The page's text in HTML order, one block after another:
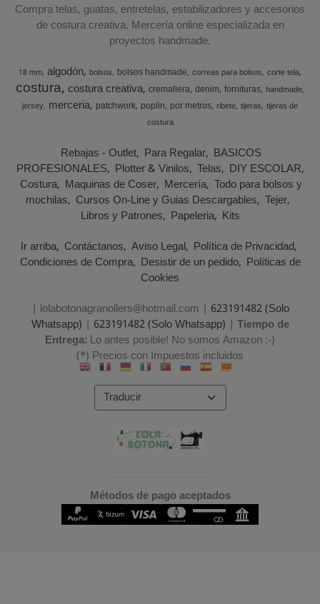
Compra telas, guatas, entretelas, estabilizadores y accesorios
de costura creativa. Mercería online especializada en
proyectos handmade.
18 mm algodón bolsos bolsos handmade correas para bolsos corte tela
costura costura creativa cremallera denim fornituras handmade
jersey merceria patchwork poplin por metros ribete tijeras tijeras de
costura
Rebajas - Outlet Para Regalar BASICOS
PROFESIONALES Plotter & Vinilos Telas DIY ESCOLAR
Costura Maquinas de Coser Mercería Todo para bolsos y
mochilas Cursos On-Line y Guias Descargables Tejer
Libros y Patrones Papeleria Kits
Ir arriba Contáctanos Aviso Legal Política de Privacidad
Condiciones de Compra Desistir de un pedido Políticas de
Cookies
| lolabotonagranollers@hotmail.com | 623191482 (Solo
Whatsapp) | 623191482 (Solo Whatsapp) | Tiempo de
Entrega:Lo antes posible! No somos Amazon :-)
(*) Precios con Impuestos incluidos
Métodos de pago aceptados